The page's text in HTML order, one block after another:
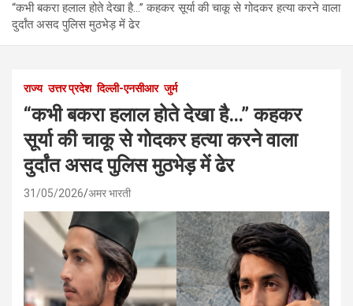
“कभी बकरा हलाल होते देखा है…” कहकर सूर्या की चाकू से गोदकर हत्या करने वाला
दुर्दांत असद पुलिस मुठभेड़ में ढेर
राज्य उत्तर प्रदेश दिल्ली-एनसीआर जुर्म
“कभी बकरा हलाल होते देखा है…” कहकर
सूर्या की चाकू से गोदकर हत्या करने वाला
दुर्दांत असद पुलिस मुठभेड़ में ढेर
31/05/2026 अमर भारती